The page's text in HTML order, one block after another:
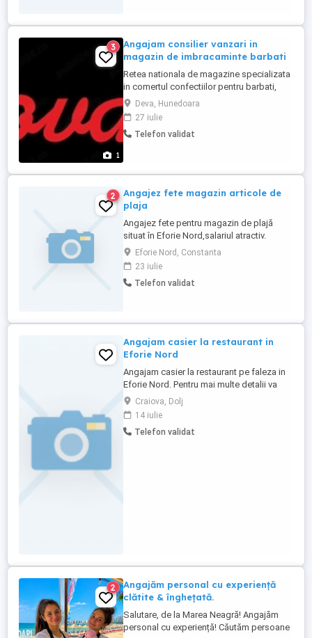
1
3
Angajam consilier vanzari in
magazin de imbracaminte barbati
Retea nationala de magazine specializata
in comertul confectiilor pentru barbati,
angajeaza consilier vanzari. Perioada
determinata o luna de zile,din 3.08.2026
pana in 3.09.2026. Se oferta salariu
fix,tichete de masa.
Deva, Hunedoara
27 iulie
Telefon validat
2
Angajez fete magazin articole de
plaja
Angajez fete pentru magazin de plajă
situat în Eforie Nord,salariul atractiv.
Eforie Nord, Constanta
23 iulie
Telefon validat
Angajam casier la restaurant in
Eforie Nord
Angajam casier la restaurant pe faleza in
Eforie Nord. Pentru mai multe detalii va
rugam sa ne contactati la numarul de
telefon din anunt.
Craiova, Dolj
14 iulie
Telefon validat
2
Angajăm personal cu experiență
clătite & înghețată.
Salutare, de la Marea Neagră! Angajăm
personal cu experiență! Căutăm persoane